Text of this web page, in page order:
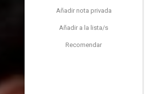
Añadir nota privada
Añadir a la lista/s
Recomendar